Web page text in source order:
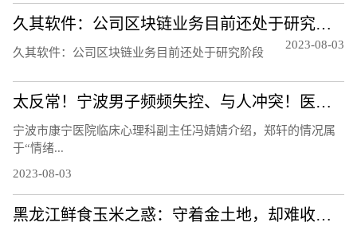
久其软件：公司区块链业务目前还处于研究阶段
久其软件：公司区块链业务目前还处于研究阶段
2023-08-03
太反常！宁波男子频频失控、与人冲突！医生：须重视！都是因为……
宁波市康宁医院临床心理科副主任冯婧婧介绍，郑轩的情况属
于“情绪...
2023-08-03
黑龙江鲜食玉米之惑：守着金土地，却难收获金豆豆？听听基层声音